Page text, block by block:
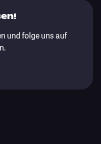
und folge uns auf